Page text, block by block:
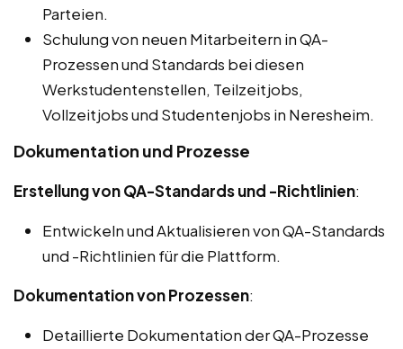
Parteien.
Schulung von neuen Mitarbeitern in QA-
Prozessen und Standards bei diesen
Werkstudentenstellen, Teilzeitjobs,
Vollzeitjobs und Studentenjobs in Neresheim.
Dokumentation und Prozesse
Erstellung von QA-Standards und -Richtlinien:
Entwickeln und Aktualisieren von QA-Standards
und -Richtlinien für die Plattform.
Dokumentation von Prozessen:
Detaillierte Dokumentation der QA-Prozesse